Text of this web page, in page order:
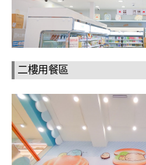
二樓用餐區